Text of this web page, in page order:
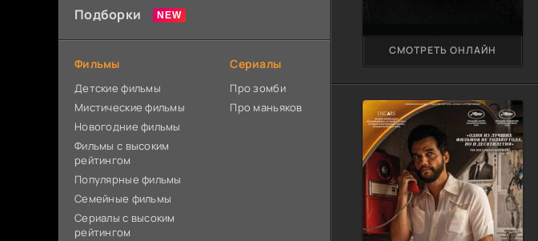
СМОТРЕТЬ ОНЛАЙН
Подборки
Фильмы
Детские фильмы
Мистические фильмы
Новогодние фильмы
Фильмы с высоким
рейтингом
Популярные фильмы
Семейные фильмы
Сериалы с высоким
рейтингом
Сериалы
Про зомби
Про маньяков